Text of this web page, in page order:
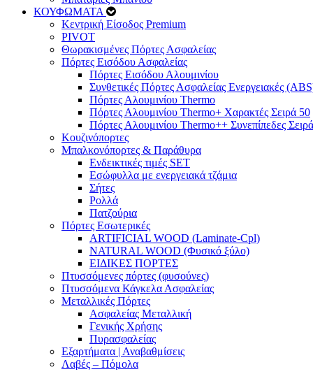
ΚΟΥΦΩΜΑΤΑ
Κεντρική Είσοδος Premium
PIVOT
Θωρακισμένες Πόρτες Ασφαλείας
Πόρτες Εισόδου Ασφαλείας
Πόρτες Eισόδου Αλουμινίου
Συνθετικές Πόρτες Ασφαλείας Ενεργειακές
Πόρτες Αλουμινίου Thermo
Πόρτες Αλουμινίου Thermo+ Χαρακτές Σειρά 50
Πόρτες Αλουμινίου Thermo++ Συνεπίπεδες
Κουζινόπορτες
Μπαλκονόπορτες & Παράθυρα
Ενδεικτικές τιμές SET
Εσώφυλλα με ενεργειακά τζάμια
Σήτες
Ρολλά
Πατζούρια
Πόρτες Εσωτερικές
ARTIFICIAL WOOD (Laminate-Cpl)
NATURAL WOOD (Φυσικό ξύλο)
ΕΙΔΙΚΕΣ ΠΟΡΤΕΣ
Πτυσσόμενες πόρτες (φυσούνες)
Πτυσσόμενα Κάγκελα Ασφαλείας
Μεταλλικές Πόρτες
Ασφαλείας Μεταλλική
Γενικής Χρήσης
Πυρασφαλείας
Εξαρτήματα | Αναβαθμίσεις
Λαβές – Πόμολα